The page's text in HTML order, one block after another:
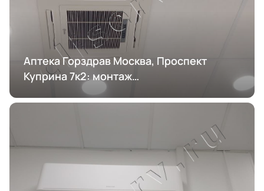
Аптека Горздрав Москва, Проспект
Куприна 7к2: монтаж
кондиционирования